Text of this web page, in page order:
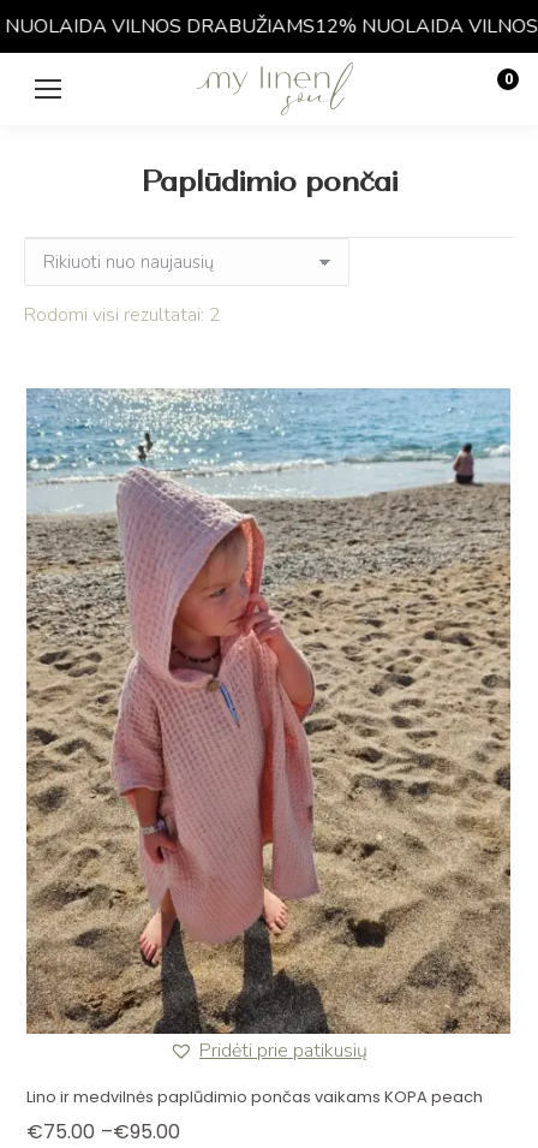
VILNOS DRABUŽIAMS12% NUOLAIDA VILNOS
0
Paplūdimio pončai
Rodomi visi rezultatai: 2
Pridėti prie patikusių
Lino ir medvilnės paplūdimio pončas vaikams KOPA peach
€75.00 –€95.00
Price